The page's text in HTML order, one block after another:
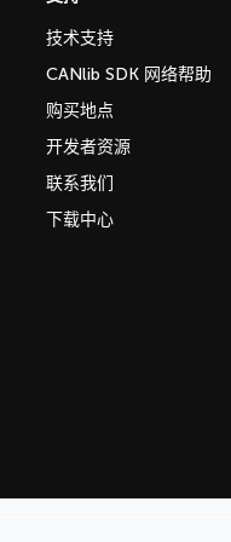
技术支持
CANlib SDK 网络帮助
购买地点
开发者资源
联系我们
下载中心